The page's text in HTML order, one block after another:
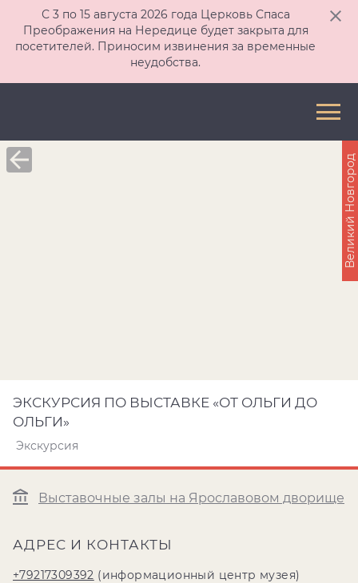
С 3 по 15 августа 2026 года Церковь Спаса
Преображения на Нередице будет закрыта для
посетителей. Приносим извинения за временные
неудобства.
ЭКСКУРСИЯ ПО ВЫСТАВКЕ «ОТ ОЛЬГИ ДО
ОЛЬГИ»
Экскурсия
Выставочные залы на Ярославовом дворище
АДРЕС И КОНТАКТЫ
+79217309392 (информационный центр музея)
Великий Новгород